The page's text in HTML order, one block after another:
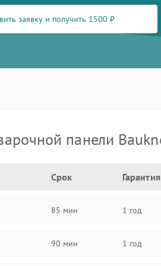
заявку и получить 1500 ₽
панели
Срок Гарантия
85 мин 1 год
90 мин 1 год